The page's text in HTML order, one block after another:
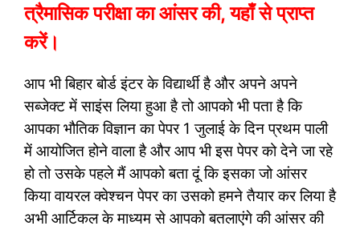
त्रैमासिक परीक्षा का आंसर की, यहाँ से प्राप्त
करें।
आप भी बिहार बोर्ड इंटर के विद्यार्थी है और अपने अपने
सब्जेक्ट में साइंस लिया हुआ है तो आपको भी पता है कि
आपका भौतिक विज्ञान का पेपर 1 जुलाई के दिन प्रथम पाली
में आयोजित होने वाला है और आप भी इस पेपर को देने जा रहे
हो तो उसके पहले मैं आपको बता दूं कि इसका जो आंसर
किया वायरल क्वेश्चन पेपर का उसको हमने तैयार कर लिया है
अभी आर्टिकल के माध्यम से आपको बतलाएंगे की आंसर की